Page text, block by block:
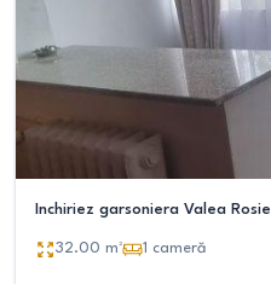
Inchiriez garsoniera Valea Rosie
32.00 m² 1 cameră